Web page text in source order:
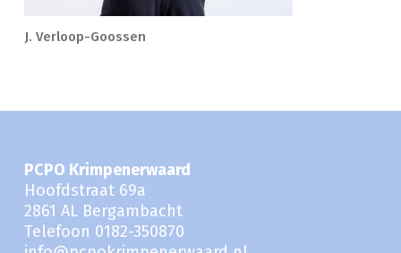
J. Verloop-Goossen
PCPO Krimpenerwaard
Hoofdstraat 69a
2861 AL Bergambacht
Telefoon 0182-350870